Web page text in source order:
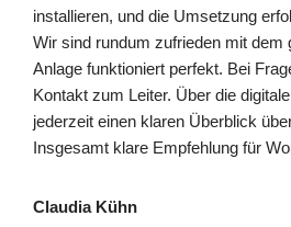
installieren, und die Umsetzung
Wir sind rundum zufrieden mit dem
Anlage funktioniert perfekt. Bei
Kontakt zum Leiter. Über die
jederzeit einen klaren Überblick
Insgesamt klare Empfehlung für
Claudia Kühn